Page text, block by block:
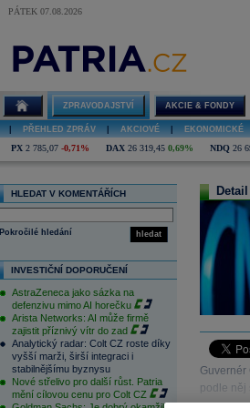
PÁTEK 07.08.2026
ZPRAVODAJSTVÍ AKCIE & FONDY
PŘEHLED ZPRÁV AKCIOVÉ EKONOMICKÉ
PX 2 785,07 -0,71% DAX 26 319,45 0,69% NDQ 26
HLEDAT V KOMENTÁŘÍCH
hledat
Pokročilé hledání
INVESTIČNÍ DOPORUČENÍ
AstraZeneca jako sázka na
defenzivu mimo AI horečku
Arista Networks: AI může firmě
zajistit příznivý vítr do zad
Analytický radar: Colt CZ roste díky
vyšší marži, širší integraci i
stabilnějšímu byznysu
Nové střelivo pro další růst. Patria
mění cílovou cenu pro Colt CZ
Guvernér
podle něj